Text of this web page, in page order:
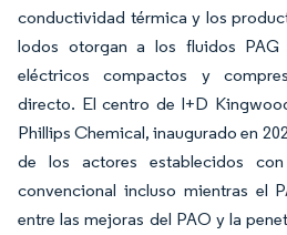
conductividad térmica y los
lodos otorgan a los fluidos PAG
eléctricos compactos y
directo. El centro de I+D
Phillips Chemical, inaugurado en
de los actores establecidos
convencional incluso mientras el
entre las mejoras del PAO y la